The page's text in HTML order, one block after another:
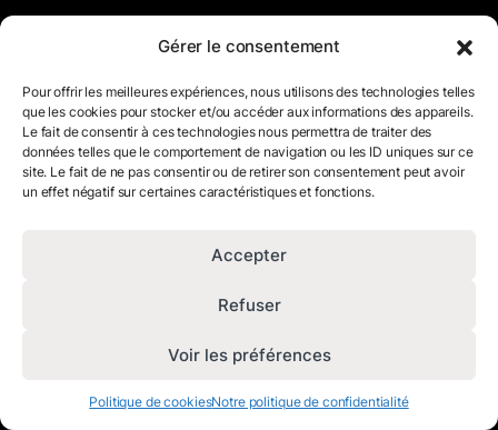
Gérer le consentement
Pour offrir les meilleures expériences, nous utilisons des technologies telles
que les cookies pour stocker et/ou accéder aux informations des appareils.
Le fait de consentir à ces technologies nous permettra de traiter des
données telles que le comportement de navigation ou les ID uniques sur ce
site. Le fait de ne pas consentir ou de retirer son consentement peut avoir
un effet négatif sur certaines caractéristiques et fonctions.
Accepter
Refuser
Voir les préférences
Politique de cookiesNotre politique de confidentialité